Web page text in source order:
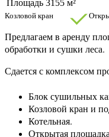
Площадь 3155 м²
Козловой кран
Предлагаем в аренду
обработки и сушки леса.
Сдается с комплексом
Блок сушильных
Козловой кран и п
Котельная.
Открытая